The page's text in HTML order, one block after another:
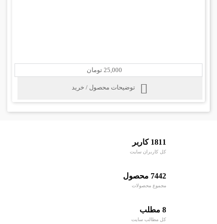
25,000 تومان
توضیحات محصول / خرید
1811 کاربر
کل کاربران سایت
7442 محصول
مجموع محصولات
8 مطلب
کل مطالب سایت